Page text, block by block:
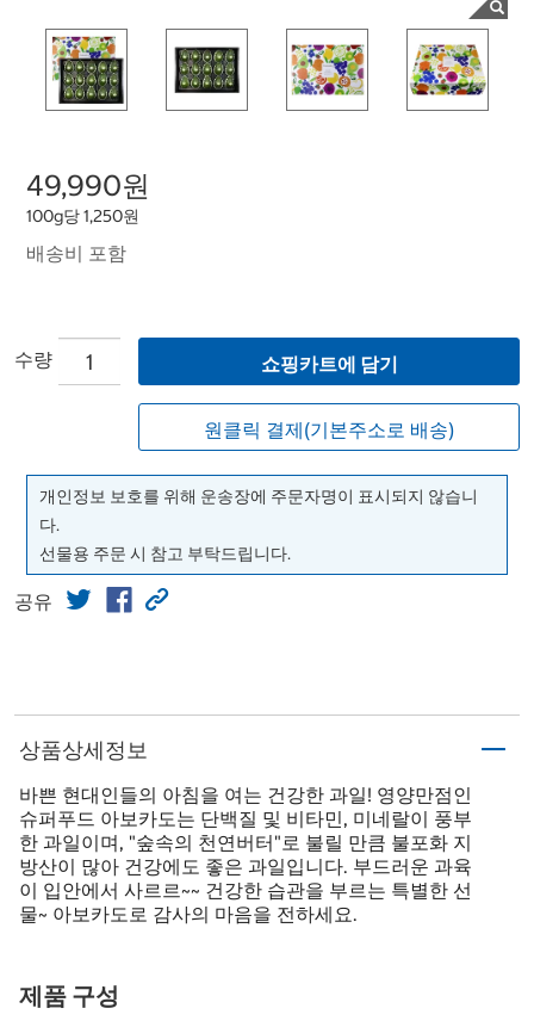
49,990원
100g당 1,250원
배송비 포함
수량 쇼핑카트에 담기
원클릭 결제(기본주소로 배송)
개인정보 보호를 위해 운송장에 주문자명이 표시되지 않습니
다.
선물용 주문 시 참고 부탁드립니다.
공유
상품상세정보
바쁜 현대인들의 아침을 여는 건강한 과일! 영양만점인
슈퍼푸드 아보카도는 단백질 및 비타민, 미네랄이 풍부
한 과일이며, "숲속의 천연버터"로 불릴 만큼 불포화 지
방산이 많아 건강에도 좋은 과일입니다. 부드러운 과육
이 입안에서 사르르~~ 건강한 습관을 부르는 특별한 선
물~ 아보카도로 감사의 마음을 전하세요.
제품 구성